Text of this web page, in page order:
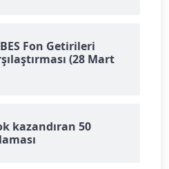
Fon Getirileri
(28 Mart
kazandıran 50